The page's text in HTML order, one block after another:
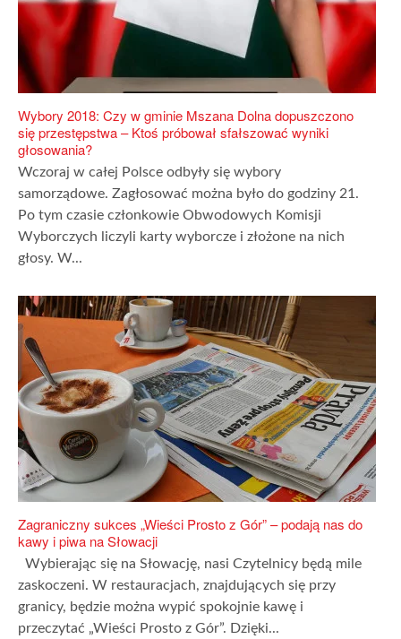
Wybory 2018: Czy w gminie Mszana Dolna dopuszczono
się przestępstwa – Ktoś próbował sfałszować wyniki
głosowania?
Wczoraj w całej Polsce odbyły się wybory
samorządowe. Zagłosować można było do godziny 21.
Po tym czasie członkowie Obwodowych Komisji
Wyborczych liczyli karty wyborcze i złożone na nich
głosy. W...
Zagraniczny sukces „Wieści Prosto z Gór” – podają nas do
kawy i piwa na Słowacji
Wybierając się na Słowację, nasi Czytelnicy będą mile
zaskoczeni. W restauracjach, znajdujących się przy
granicy, będzie można wypić spokojnie kawę i
przeczytać „Wieści Prosto z Gór”. Dzięki...